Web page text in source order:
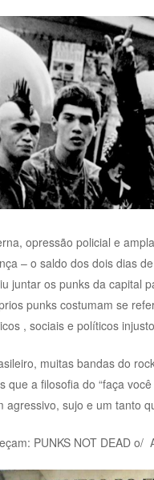
opressão policial e
– o saldo dos dois dias
juntar os punks da capital
punks costumam se
, sociais e políticos
muitas bandas do
que a filosofia do “faça
agressivo, sujo e um tanto
PUNKS NOT DEAD o/